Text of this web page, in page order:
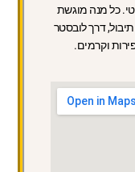
כל מנה מוגשת
דרך לובסטר
וקרמים.